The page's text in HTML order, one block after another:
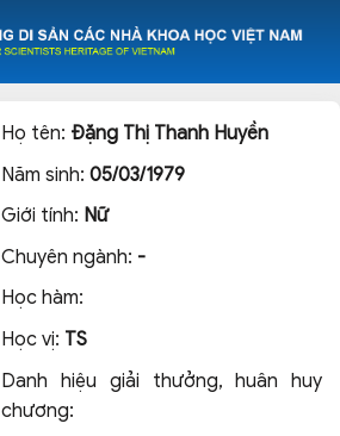
Họ tên: Đặng Thị Thanh Huyền
Năm sinh:05/03/1979
Giới tính: Nữ
Chuyên ngành: -
Học hàm:
Học vị: TS
Danh hiệu giải thưởng, huân huy
chương: